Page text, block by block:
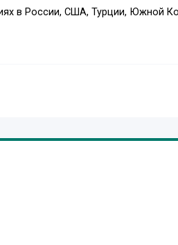
в России, США, Турции, Южной